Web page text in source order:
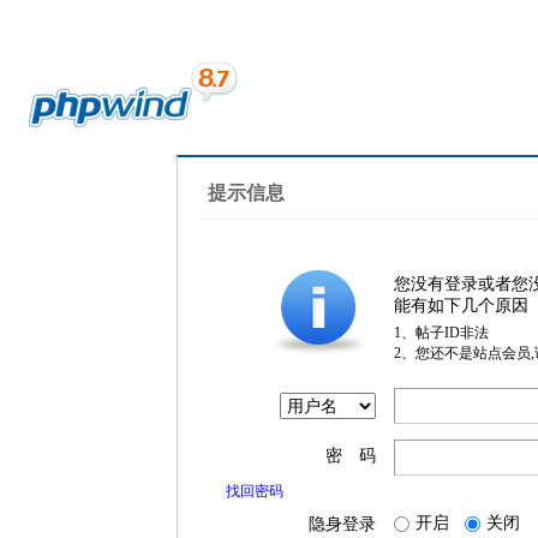
提示信息
您没有登录或者您
能有如下几个原因
1、帖子ID非法
2、您还不是站点会员
密 码
找回密码
隐身登录 开启 关闭